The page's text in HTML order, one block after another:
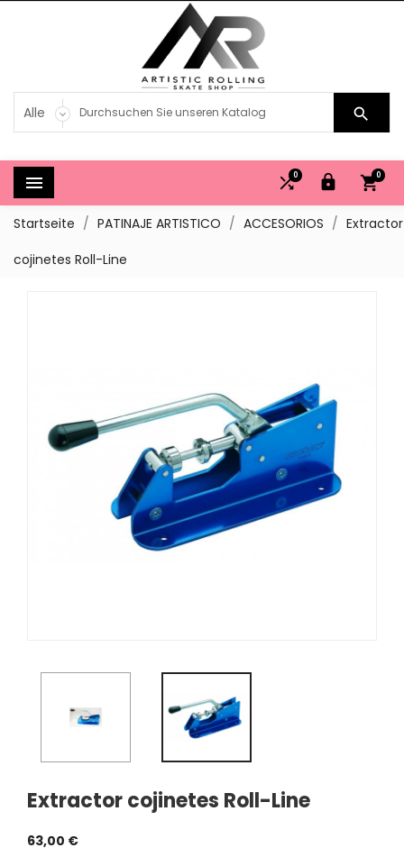

 0


0
Startseite PATINAJE ARTISTICO ACCESORIOS
Extractor
cojinetes Roll-Line
Extractor cojinetes Roll-Line
63,00 €